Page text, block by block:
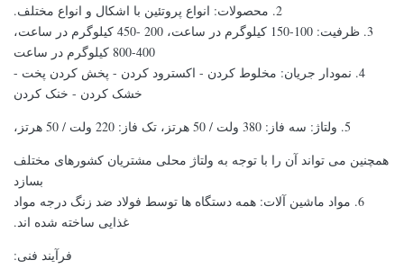
2. محصولات: انواع پروتئین با اشکال و انواع مختلف.
3. ظرفیت: 100-150 کیلوگرم در ساعت، 200 -450 کیلوگرم در ساعت،
400-800 کیلوگرم در ساعت
4. نمودار جریان: مخلوط کردن - اکسترود کردن - پخش کردن پخت -
خشک کردن - خنک کردن
5. ولتاژ: سه فاز: 380 ولت / 50 هرتز، تک فاز: 220 ولت / 50 هرتز،
همچنین می تواند آن را با توجه به ولتاژ محلی مشتریان کشورهای مختلف
بسازد
6. مواد ماشین آلات: همه دستگاه ها توسط فولاد ضد زنگ درجه مواد
غذایی ساخته شده اند.
فرآیند فنی: